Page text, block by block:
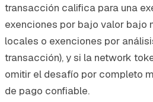
transacción califica para una
exenciones por bajo valor bajo
locales o exenciones por
transacción), y si la network
omitir el desafío por completo
de pago confiable.